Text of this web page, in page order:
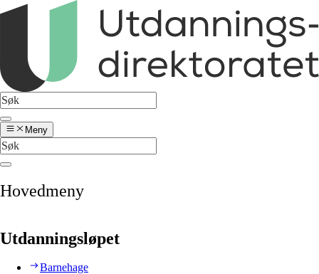
Meny
Hovedmeny
Utdanningsløpet
Barnehage